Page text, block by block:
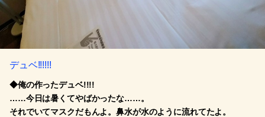
デュベ!!!!!!
◆俺の作ったデュベ!!!!
……今日は暑くてやばかったな……。
それでいてマスクだもんよ。鼻水が水のように流れてたよ。